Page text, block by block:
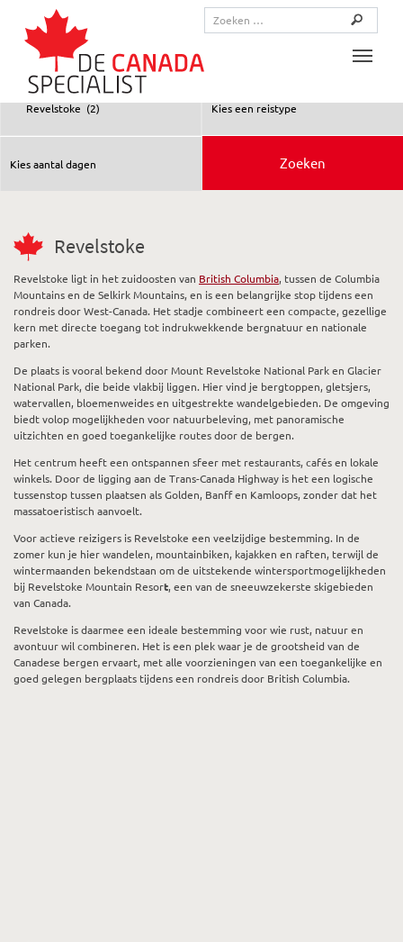
Revelstoke
Revelstoke ligt in het zuidoosten van British Columbia, tussen de Columbia
Mountains en de Selkirk Mountains, en is een belangrijke stop tijdens een
rondreis door West-Canada. Het stadje combineert een compacte, gezellige
kern met directe toegang tot indrukwekkende bergnatuur en nationale
parken.
De plaats is vooral bekend doorMount Revelstoke National Parken Glacier
National Park, die beide vlakbij liggen. Hier vind je bergtoppen, gletsjers,
watervallen, bloemenweides en uitgestrekte wandelgebieden. De omgeving
biedt volop mogelijkheden voor natuurbeleving, met panoramische
uitzichten en goed toegankelijke routes door de bergen.
Het centrum heeft een ontspannen sfeer met restaurants, cafés en lokale
winkels. Door de ligging aan de Trans-Canada Highway is het een logische
tussenstop tussen plaatsen als Golden, Banff en Kamloops, zonder dat het
massatoeristisch aanvoelt.
Voor actieve reizigers is Revelstoke een veelzijdige bestemming. In de
zomer kun je hier wandelen, mountainbiken, kajakken en raften, terwijl de
wintermaanden bekendstaan om de uitstekende wintersportmogelijkheden
bij Revelstoke Mountain Resort, een van de sneeuwzekerste skigebieden
van Canada.
Revelstoke is daarmee een ideale bestemming voor wie rust, natuur en
avontuur wil combineren. Het is een plek waar je de grootsheid van de
Canadese bergen ervaart, met alle voorzieningen van een toegankelijke en
goed gelegen bergplaats tijdens een rondreis door British Columbia.